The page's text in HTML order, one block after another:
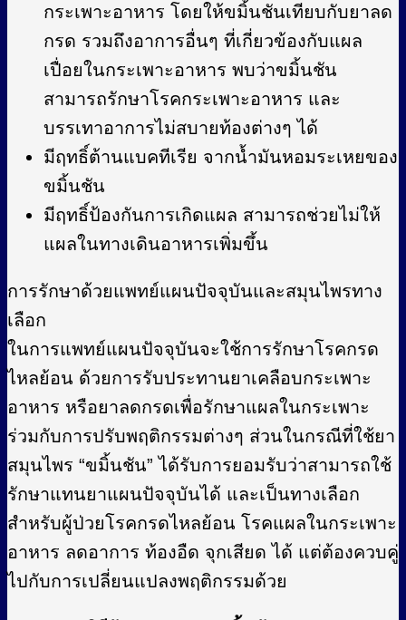
กระเพาะอาหาร โดยให้ขมิ้นชันเทียบกับยาลด
กรด รวมถึงอาการอื่นๆ ที่เกี่ยวข้องกับแผล
เปื่อยในกระเพาะอาหาร พบว่าขมิ้นชัน
สามารถรักษาโรคกระเพาะอาหาร และ
บรรเทาอาการไม่สบายท้องต่างๆ ได้
มีฤทธิ์ต้านแบคทีเรีย จากน้ำมันหอมระเหยของ
ขมิ้นชัน
มีฤทธิ์ป้องกันการเกิดแผล สามารถช่วยไม่ให้
แผลในทางเดินอาหารเพิ่มขึ้น
การรักษาด้วยแพทย์แผนปัจจุบันและสมุนไพรทาง
เลือก
ในการแพทย์แผนปัจจุบันจะใช้การรักษาโรคกรด
ไหลย้อน ด้วยการรับประทานยาเคลือบกระเพาะ
อาหาร หรือยาลดกรดเพื่อรักษาแผลในกระเพาะ
ร่วมกับการปรับพฤติกรรมต่างๆ ส่วนในกรณีที่ใช้ยา
สมุนไพร “ขมิ้นชัน” ได้รับการยอมรับว่าสามารถใช้
รักษาแทนยาแผนปัจจุบันได้ และเป็นทางเลือก
สำหรับผู้ป่วยโรคกรดไหลย้อน โรคแผลในกระเพาะ
อาหาร ลดอาการ ท้องอืด จุกเสียด ได้ แต่ต้องควบคู่
ไปกับการเปลี่ยนแปลงพฤติกรรมด้วย